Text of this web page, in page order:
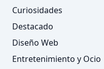
Curiosidades
Destacado
Diseño Web
Entretenimiento y Ocio